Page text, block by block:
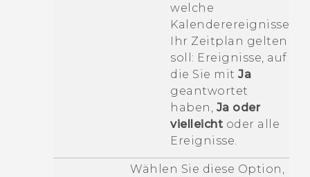
welche
Kalenderereignisse
Ihr Zeitplan gelten
soll: Ereignisse, auf
die Sie mit Ja
geantwortet
haben, Ja oder
vielleicht oder alle
Ereignisse.
Wählen Sie diese Option,